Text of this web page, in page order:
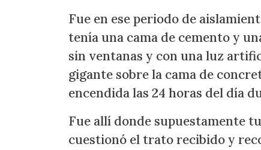
Fue en ese periodo de
tenía una cama de cemento y
sin ventanas y con una luz
gigante sobre la cama de
encendida las 24 horas del día
Fue allí donde supuestamente
cuestionó el trato recibido y